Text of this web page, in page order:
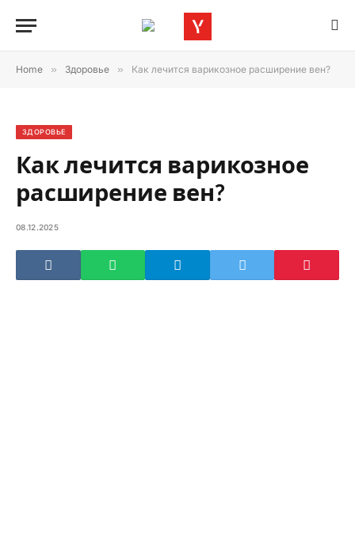
Home » Здоровье » Как лечится варикозное расширение вен?
ЗДОРОВЬЕ
Как лечится варикозное
расширение вен?
08.12.2025